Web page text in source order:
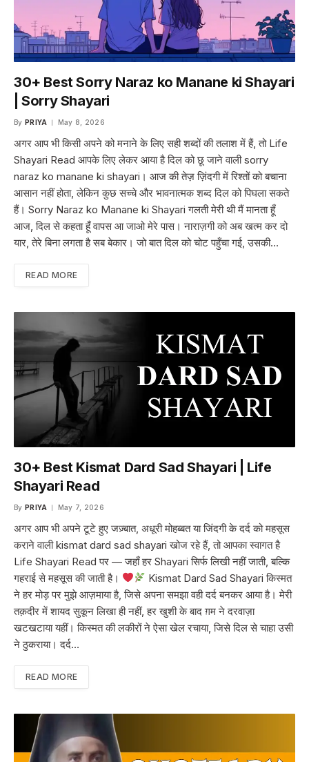
30+ Best Sorry Naraz ko Manane ki Shayari
| Sorry Shayari
By PRIYA May 8, 2026
अगर आप भी किसी अपने को मनाने के लिए सही शब्दों की तलाश में हैं, तो Life
Shayari Read आपके लिए लेकर आया है दिल को छू जाने वाली sorry
naraz ko manane ki shayari। आज की तेज़ ज़िंदगी में रिश्तों को बचाना
आसान नहीं होता, लेकिन कुछ सच्चे और भावनात्मक शब्द दिल को पिघला सकते
हैं। Sorry Naraz ko Manane ki Shayari गलती मेरी थी मैं मानता हूँ
आज, दिल से कहता हूँ वापस आ जाओ मेरे पास। नाराज़गी को अब खत्म कर दो
यार, तेरे बिना लगता है सब बेकार। जो बात दिल को चोट पहुँचा गई, उसकी…
READ MORE
30+ Best Kismat Dard Sad Shayari | Life
Shayari Read
By PRIYA May 7, 2026
अगर आप भी अपने टूटे हुए जज़्बात, अधूरी मोहब्बत या जिंदगी के दर्द को महसूस
कराने वाली kismat dard sad shayari खोज रहे हैं, तो आपका स्वागत है
Life Shayari Read पर — जहाँ हर Shayari सिर्फ लिखी नहीं जाती, बल्कि
गहराई से महसूस की जाती है।
Kismat Dard Sad Shayari किस्मत
ने हर मोड़ पर मुझे आज़माया है, जिसे अपना समझा वही दर्द बनकर आया है। मेरी
तक़दीर में शायद सुकून लिखा ही नहीं, हर खुशी के बाद ग़म ने दरवाज़ा
खटखटाया यहीं। किस्मत की लकीरों ने ऐसा खेल रचाया, जिसे दिल से चाहा उसी
ने ठुकराया। दर्द…
READ MORE